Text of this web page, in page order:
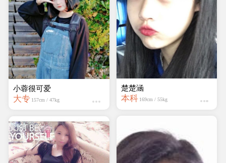
小蓉很可爱
大专 157cm / 47kg
楚楚涵
本科 169cm / 55kg